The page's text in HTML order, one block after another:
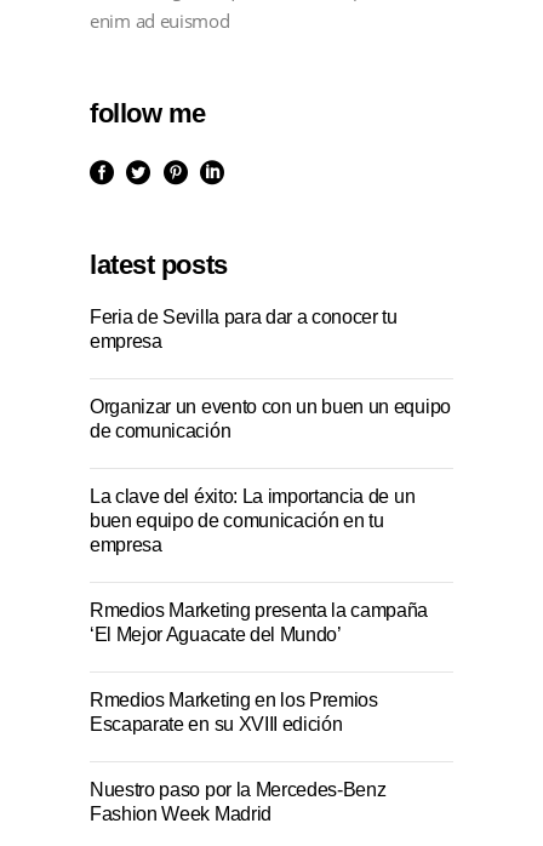
enim ad euismod
follow me
latest posts
Feria de Sevilla para dar a conocer tu
empresa
Organizar un evento con un buen un equipo
de comunicación
La clave del éxito: La importancia de un
buen equipo de comunicación en tu
empresa
Rmedios Marketing presenta la campaña
‘El Mejor Aguacate del Mundo’
Rmedios Marketing en los Premios
Escaparate en su XVIII edición
Nuestro paso por la Mercedes-Benz
Fashion Week Madrid